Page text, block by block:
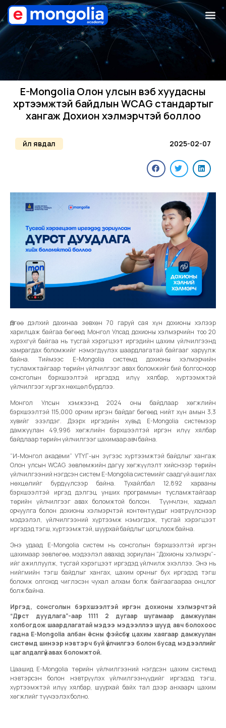
E-Mongolia Олон улсын вэб хуудасны
хүртээмжтэй байдлын WCAG стандартыг
хангаж Дохион хэлмэрчтэй боллоо
Үйл явдал 2025-02-07
Өдгөө дэлхий дахинаа зөвхөн 70 гаруй сая хүн дохионы хэлээр
харилцаж байгаа бөгөөд Монгол Улсад дохионы хэлмэрчийн тоо 20
хүрэхгүй байгаа нь тусгай хэрэгцээт иргэдийн цахим үйлчилгээнд
хамрагдах боломжийг нэмэгдүүлэх шаардлагатай байгааг харуулж
байна. Тиймээс E-Mongolia системд дохионы хэлмэрчийн
тусламжтайгаар төрийн үйлчилгээг авах боломжийг бий болгосноор
сонсголын бэрхшээлтэй иргэдэд илүү хялбар, хүртээмжтэй
үйлчилгээг хүргэх нөхцөл бүрдлээ.
Монгол Улсын хэмжээнд 2024 оны байдлаар хөгжлийн
бэрхшээлтэй 115,000 орчим иргэн байдаг бөгөөд нийт хүн амын 3,3
хувийг эзэлдэг. Дээрх иргэдийн хувьд E-Mongolia системээр
дамжуулан 49,996 хөгжлийн бэрхшээлтэй иргэн илүү хялбар
байдлаар төрийн үйлчилгээг цахимаар авч байна.
“И-Монгол академи” УТҮГ-ын зүгээс хүртээмжтэй байдлыг хангаж
Олон улсын WCAG зөвлөмжийн дагуу хөгжүүлэлт хийснээр төрийн
үйлчилгээний нэгдсэн систем E-Mongolia системийг саадгүй ашиглах
нөхцөлийг бүрдүүлсээр байна. Тухайлбал 12,892 харааны
бэрхшээлтэй иргэд дэлгэц унших программын тусламжтайгаар
төрийн үйлчилгээг авах боломжтой болсон. Түүнчлэн, хадмал
орчуулга болон дохионы хэлмэрчтэй контентуудыг нэвтрүүлснээр
мэдээлэл, үйлчилгээний хүртээмж нэмэгдэж, тусгай хэрэгцээт
иргэдэд тэгш, хүртээмжтэй, шуурхай байдлыг цогцлоож байна.
Энэ удаад E-Mongolia систем нь сонсголын бэрхшээлтэй иргэн
цахимаар зөвлөгөө, мэдээлэл авахад зориулан “Дохионы хэлмэрч”-
ийг ажиллуулж, тусгай хэрэгцээт иргэдэд үйлчилж эхэллээ. Энэ нь
нийгмийн тэгш байдлыг хангах, цахим орчныг бүх иргэдэд тэгш
боломж олгоход чиглэсэн чухал алхам болж байгаагаараа онцлог
болж байна.
Иргэд, сонсголын бэрхшээлтэй иргэн дохионы хэлмэрчтэй
“Дүрст дуудлага”-аар 1111 2 дугаар шугамаар дамжуулан
холбогдож шаардлагатай мэдээ мэдээллээ шууд авч болохоос
гадна E-Mongolia албан ёсны фэйсбүүк цахим хаягаар дамжуулан
системд шинээр нэвтэрч буй үйлчилгээ болон бусад мэдээллийг
цаг алдалгүй авах боломжтой.
Цаашид E-Mongolia төрийн үйлчилгээний нэгдсэн цахим системд
нэвтэрсэн болон нэвтрүүлэх үйлчилгээнүүдийг иргэдэд тэгш,
хүртээмжтэй илүү хялбар, шуурхай байх тал дээр анхаарч цахим
хөгжлийг түүчээлэх болно.